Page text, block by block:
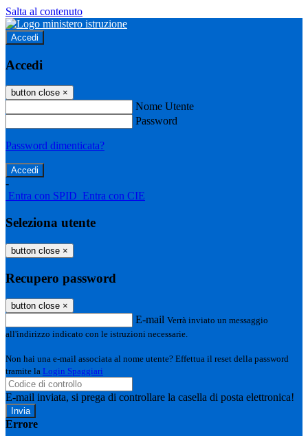
Salta al contenuto
Accedi
Accedi
button close ×
Nome Utente
Password
Password dimenticata?
-
Entra con SPID Entra con CIE
Seleziona utente
button close ×
Recupero password
button close ×
E-mail Verrà inviato un messaggio
all'indirizzo indicato con le istruzioni necessarie.
Non hai una e-mail associata al nome utente? Effettua il reset della password
tramite la Login Spaggiari
E-mail inviata, si prega di controllare la casella di posta elettronica!
Errore